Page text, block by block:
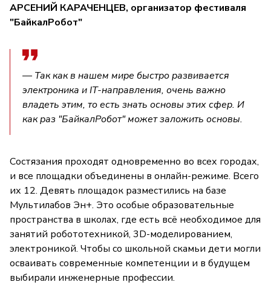
АРСЕНИЙ КАРАЧЕНЦЕВ, организатор фестиваля
"БайкалРобот"
— Так как в нашем мире быстро развивается
электроника и IT-направления, очень важно
владеть этим, то есть знать основы этих сфер. И
как раз "БайкалРобот" может заложить основы.
Состязания проходят одновременно во всех городах,
и все площадки объединены в онлайн-режиме. Всего
их 12. Девять площадок разместились на базе
Мультилабов Эн+. Это особые образовательные
пространства в школах, где есть всё необходимое для
занятий робототехникой, 3D-моделированием,
электроникой. Чтобы со школьной скамьи дети могли
осваивать современные компетенции и в будущем
выбирали инженерные профессии.